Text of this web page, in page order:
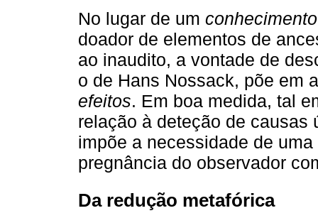
No lugar de um
doador de elementos de
ao inaudito, a vontade de
o de Hans Nossack, põe em
efeitos. Em boa medida, tal
relação à deteção de causas
impõe a necessidade de
pregnância do observador
Da redução metafórica